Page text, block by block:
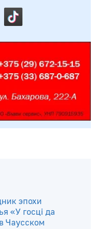
эпохи
«У госці да
Чаусском